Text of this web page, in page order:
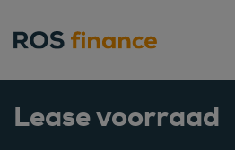
Lease voorraad